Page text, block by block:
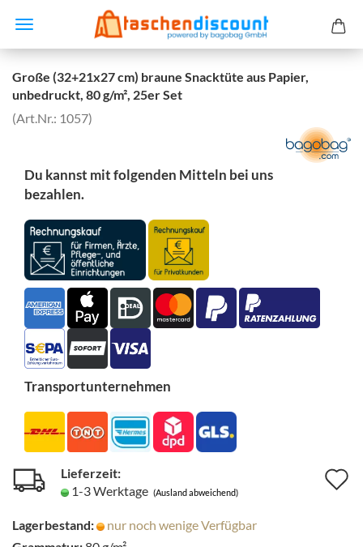
Große (32+21x27 cm) braune Snacktüte aus Papier,
unbedruckt, 80 g/m², 25er Set
(Art.Nr.: 1057)
Du kannst mit folgenden Mitteln bei uns
bezahlen.
Transportunternehmen
Lieferzeit:
1-3 Werktage (Ausland abweichend)
Lagerbestand:
nur noch wenige Verfügbar